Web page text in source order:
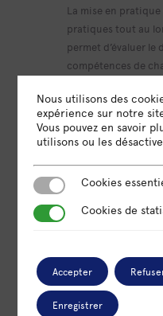
La mise en pratique
pratiques tout au
permet d’évaluer le
compétences de
l’intervenant, sur la
stagiaires lors de
DATE
Nous utilisons des
expérience sur notre
Vous pouvez en savoir
utilisons ou les
Cookies essentiels au
Cookies
Cookies de statistiques
Cookies de
Accepter
Enregistrer